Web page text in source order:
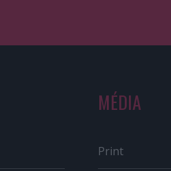
MÉDIA
Print